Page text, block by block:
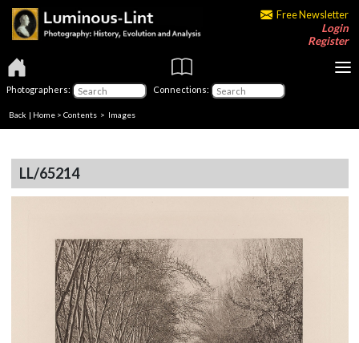
Free Newsletter
Login
Register
Photographers: Connections:
Back | Home > Contents > Images
LL/65214